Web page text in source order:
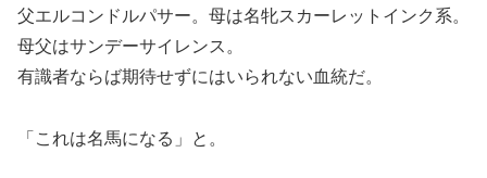
父エルコンドルパサー。母は名牝スカーレットインク系。
母父はサンデーサイレンス。
有識者ならば期待せずにはいられない血統だ。
「これは名馬になる」と。